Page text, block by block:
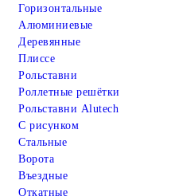
Горизонтальные
Алюминиевые
Деревянные
Плиссе
Рольставни
Роллетные решётки
Рольставни Alutech
С рисунком
Стальные
Ворота
Въездные
Откатные